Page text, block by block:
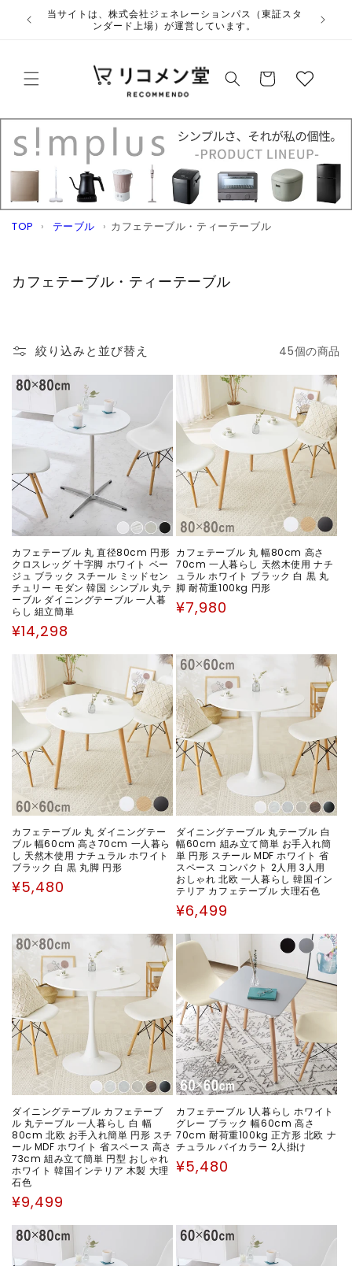
ンツに当サイトは、株式会社ジェネレーションパス（東証スタ
ンダード上場）が運営しています。
ー
ウ
シ
ュ
ス
ト
TOP › テーブル › カフェテーブル・ティーテーブル
コ
ョ
ン
カフェテーブル・ティーテーブル
絞り込みと並び替え 45個の商品
カフェテーブル 丸 直径80cm 円形
クロスレッグ 十字脚 ホワイト ベー
ジュ ブラック スチール ミッドセン
チュリー モダン 韓国 シンプル 丸テ
ーブル ダイニングテーブル 一人暮
らし 組立簡単
通
¥14,298
カフェテーブル 丸 幅80cm 高さ
70cm 一人暮らし 天然木使用 ナチ
ュラル ホワイト ブラック 白 黒 丸
脚 耐荷重100kg 円形
通
格
¥7,980
カフェテーブル 丸 ダイニングテー
ブル 幅60cm 高さ70cm 一人暮ら
し 天然木使用 ナチュラル ホワイト
ブラック 白 黒 丸脚 円形
通
格
¥5,480
ダイニングテーブル 丸テーブル 白
幅60cm 組み立て簡単 お手入れ簡
単 円形 スチール MDF ホワイト 省
スペース コンパクト 2人用 3人用
おしゃれ 北欧 一人暮らし 韓国イン
テリア カフェテーブル 大理石色
通
価
¥6,499
ダイニングテーブル カフェテーブ
ル 丸テーブル 一人暮らし 白 幅
80cm 北欧 お手入れ簡単 円形 スチ
ール MDF ホワイト 省スペース 高さ
73cm 組み立て簡単 円型 おしゃれ
ホワイト 韓国インテリア 木製 大理
石色
通
価
¥9,499
カフェテーブル 1人暮らし ホワイト
グレー ブラック 幅60cm 高さ
70cm 耐荷重100kg 正方形 北欧 ナ
チュラル バイカラー 2人掛け
通
¥5,480